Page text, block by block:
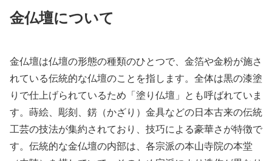
金仏壇について
金仏壇は仏壇の形態の種類のひとつで、金箔や金粉が施さ
れている伝統的な仏壇のことを指します。全体は黒の漆塗
りで仕上げられているため「塗り仏壇」とも呼ばれていま
す。蒔絵、彫刻、錺（かざり）金具などの日本古来の伝統
工芸の技法が集約されており、技巧による豪華さが特徴で
す。伝統的な金仏壇の内部は、各宗派の本山寺院の本堂